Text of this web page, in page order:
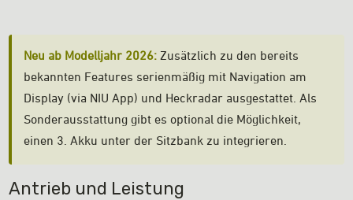
Neu ab Modelljahr 2026: Zusätzlich zu den bereits
bekannten Features serienmäßig mit Navigation am
Display (via NIU App) und Heckradar ausgestattet. Als
Sonderausstattung gibt es optional die Möglichkeit,
einen 3. Akku unter der Sitzbank zu integrieren.
Antrieb und Leistung